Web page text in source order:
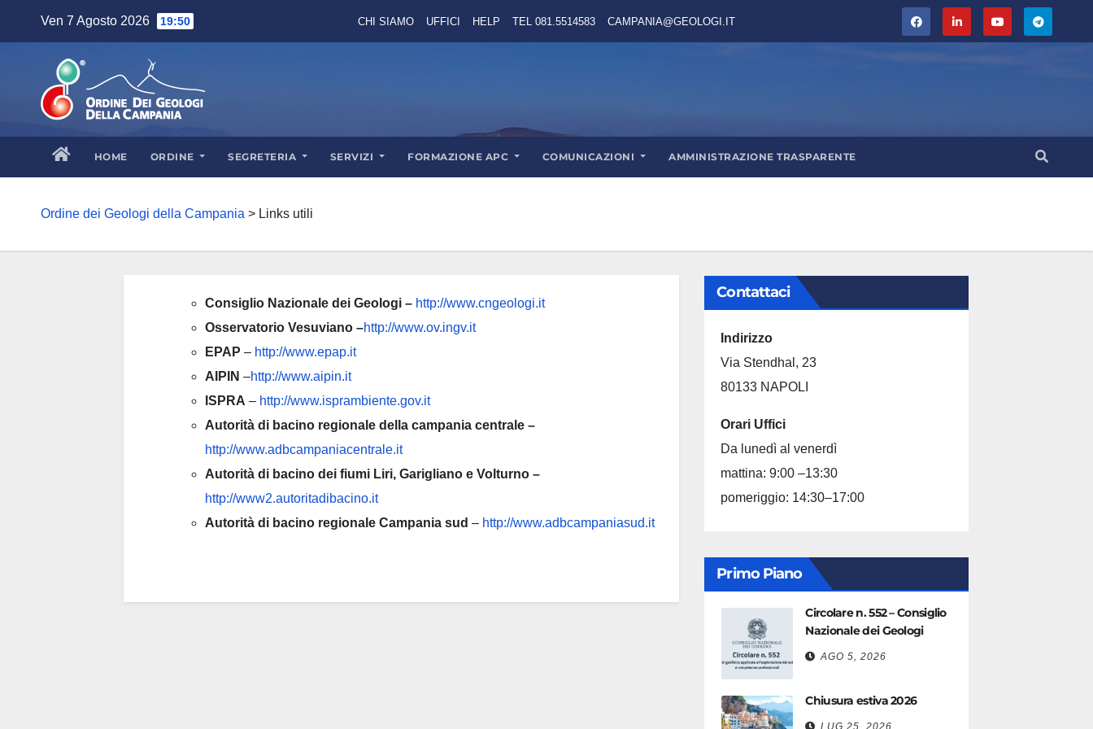
Ven 7 Agosto 2026 19:50 CHI SIAMO UFFICI HELP TEL 081.5514583 CAMPANIA@GEOLOGI.IT
HOME ORDINE SEGRETERIA SERVIZI FORMAZIONE APC COMUNICAZIONI AMMINISTRAZIONE TRASPARENTE
Ordine dei Geologi della Campania > Links utili
Consiglio Nazionale dei Geologi – http://www.cngeologi.it
Osservatorio Vesuviano –http://www.ov.ingv.it
EPAP – http://www.epap.it
AIPIN –http://www.aipin.it
ISPRA – http://www.isprambiente.gov.it
Autorità di bacino regionale della campania centrale –
http://www.adbcampaniacentrale.it
Autorità di bacino dei fiumi Liri, Garigliano e Volturno –
http://www2.autoritadibacino.it
Autorità di bacino regionale Campania sud – http://www.adbcampaniasud.it
Contattaci
Indirizzo
Via Stendhal, 23
80133 NAPOLI
Orari Uffici
Da lunedì al venerdì
mattina: 9:00 –13:30
pomeriggio: 14:30–17:00
Primo Piano
Circolare n. 552 – Consiglio
Nazionale dei Geologi
AGO 5, 2026
Chiusura estiva 2026
LUG 25, 2026